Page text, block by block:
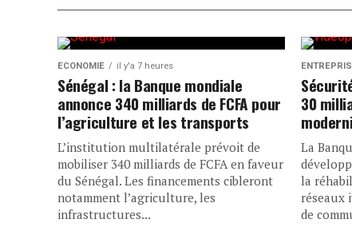
Sénégal : la
mondiale
milliards de
l’agriculture
transports
ECONOMIE il y'a 7 heures
Sénégal : la Banque mondiale
annonce 340 milliards de FCFA pour
l’agriculture et les transports
L’institution multilatérale prévoit de
mobiliser 340 milliards de FCFA en faveur
du Sénégal. Les financements cibleront
notamment l’agriculture, les
infrastructures...
30
La
la
réseaux
de